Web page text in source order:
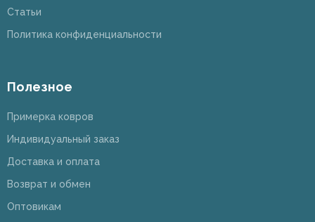
Статьи
Политика конфиденциальности
Полезное
Примерка ковров
Индивидуальный заказ
Доставка и оплата
Возврат и обмен
Оптовикам